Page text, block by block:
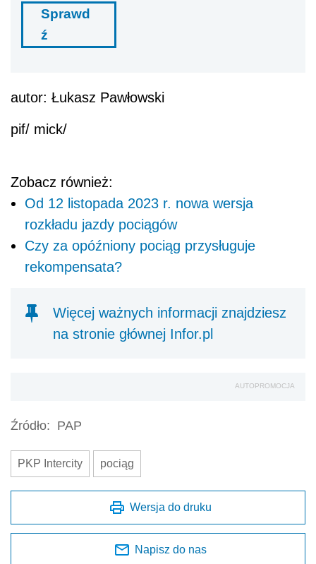
Sprawd
ź
autor: Łukasz Pawłowski
pif/ mick/
Zobacz również:
Od 12 listopada 2023 r. nowa wersja
rozkładu jazdy pociągów
Czy za opóźniony pociąg przysługuje
rekompensata?
Więcej ważnych informacji znajdziesz
na stronie głównej Infor.pl
AUTOPROMOCJA
Źródło: PAP
PKP Intercity pociąg
Wersja do druku
Napisz do nas